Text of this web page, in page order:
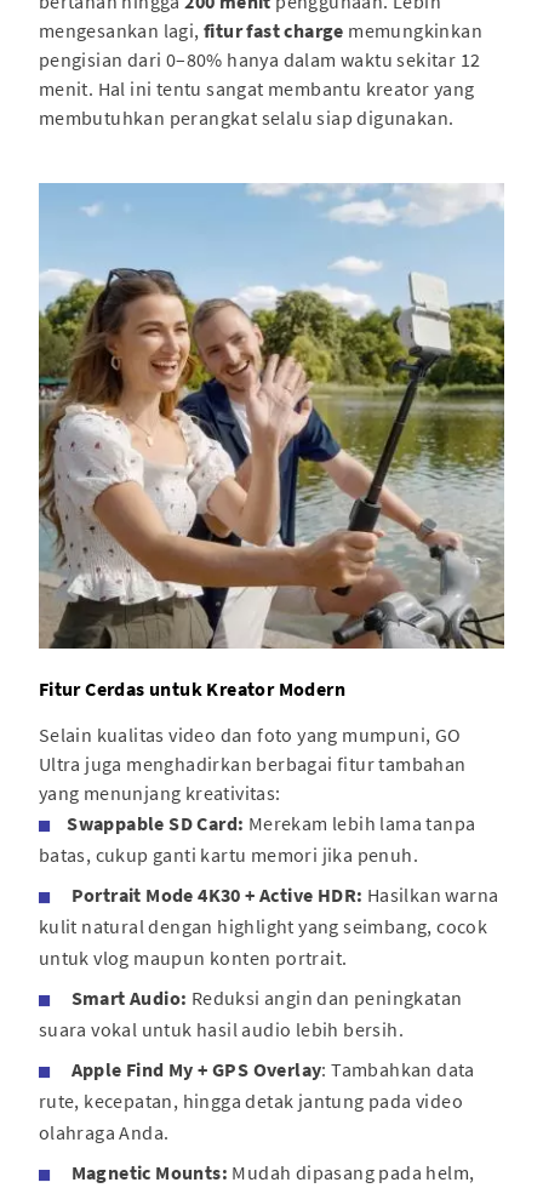
mengesankan lagi, fitur fast charge memungkinkan
pengisian dari 0–80% hanya dalam waktu sekitar 12
menit. Hal ini tentu sangat membantu kreator yang
membutuhkan perangkat selalu siap digunakan.
Fitur Cerdas untuk Kreator Modern
Selain kualitas video dan foto yang mumpuni, GO
Ultra juga menghadirkan berbagai fitur tambahan
yang menunjang kreativitas:
Swappable SD Card: Merekam lebih lama tanpa
batas, cukup ganti kartu memori jika penuh.
Portrait Mode 4K30 + Active HDR: Hasilkan warna
kulit natural dengan highlight yang seimbang, cocok
untuk vlog maupun konten portrait.
Smart Audio: Reduksi angin dan peningkatan
suara vokal untuk hasil audio lebih bersih.
Apple Find My + GPS Overlay: Tambahkan data
rute, kecepatan, hingga detak jantung pada video
olahraga Anda.
Magnetic Mounts: Mudah dipasang pada helm,